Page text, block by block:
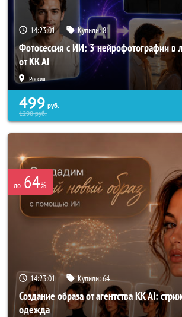
14:23:00 Купили:81
Фотосессия с ИИ: 3 нейрофотографии в
от KK AI
Россия
499 руб.
1290руб.
до 64%
14:23:00 Купили:64
Создание образа от агентства KK AI:
одежда